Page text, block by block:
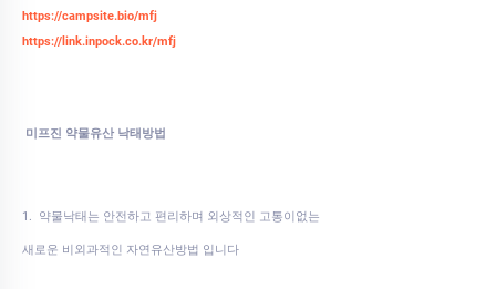
https://campsite.bio/mfj
https://link.inpock.co.kr/mfj
미프진 약물유산 낙태방법
1. 약물낙태는 안전하고 편리하며 외상적인 고통이없는
새로운 비외과적인 자연유산방법 입니다